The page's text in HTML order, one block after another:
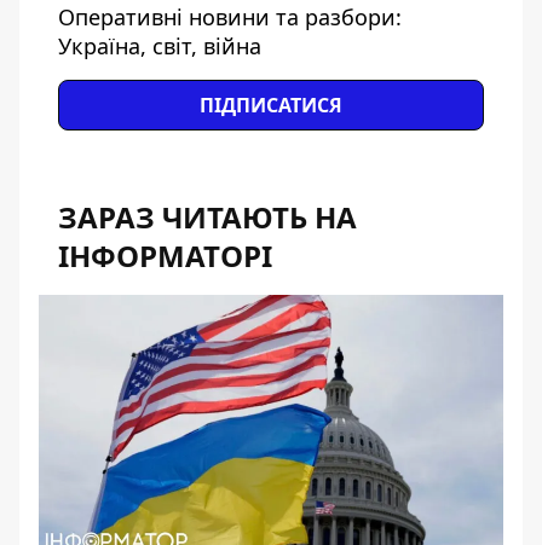
Оперативні новини та разбори:
Україна, світ, війна
ПІДПИСАТИСЯ
ЗАРАЗ ЧИТАЮТЬ НА
ІНФОРМАТОРІ